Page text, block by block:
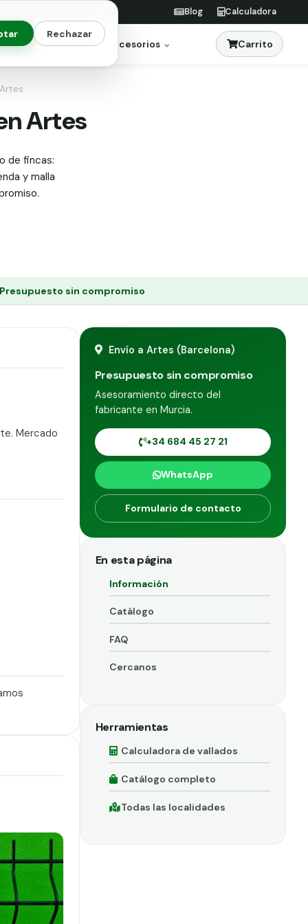
Rechazar
Blog Calculadora
Jardinería Accesorios Carrito
Artes
de fincas:
y malla
sin compromiso
Mercado
Envío a Artes (Barcelona)
Presupuesto sin compromiso
Asesoramiento directo del
fabricante en Murcia.
+34 684 45 27 21
WhatsApp
Formulario de contacto
En esta página
Información
Catálogo
FAQ
Cercanos
Herramientas
Calculadora de vallados
Catálogo completo
Todas las localidades